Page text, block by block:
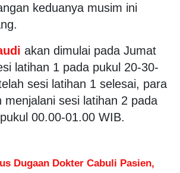
keduanya musim ini
akan dimulai pada Jumat
latihan 1 pada pukul 20-30-
sesi latihan 1 selesai, para
menjalani sesi latihan 2 pada
00.00-01.00 WIB.
Dugaan Dokter Cabuli Pasien,